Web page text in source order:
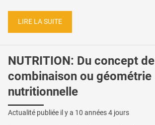
LIRE LA SUITE
NUTRITION: Du concept de
combinaison ou géométrie
nutritionnelle
Actualité publiée il y a 10 années 4 jours